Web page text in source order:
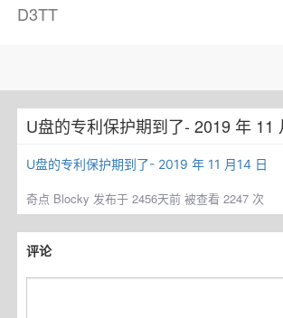
D3TT
U盘的专利保护期到了- 2019 年 11
U盘的专利保护期到了- 2019 年 11 月14 日
奇点 Blocky 发布于 2456天前 被查看 2247 次
评论